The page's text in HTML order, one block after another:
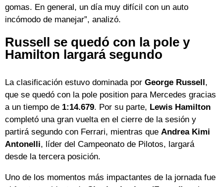
gomas. En general, un día muy difícil con un auto
incómodo de manejar”, analizó.
Russell se quedó con la pole y
Hamilton largará segundo
La clasificación estuvo dominada por George Russell,
que se quedó con la pole position para Mercedes gracias
a un tiempo de 1:14.679. Por su parte, Lewis Hamilton
completó una gran vuelta en el cierre de la sesión y
partirá segundo con Ferrari, mientras que Andrea Kimi
Antonelli, líder del Campeonato de Pilotos, largará
desde la tercera posición.
Uno de los momentos más impactantes de la jornada fue